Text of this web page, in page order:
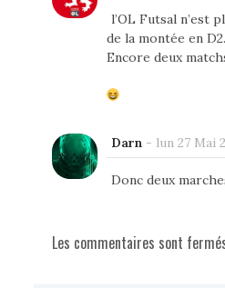
l’OL Futsal n’est
de la montée en D2.
Encore deux
Darn- lun 27 Mai
Donc deux
Les commentaires sont